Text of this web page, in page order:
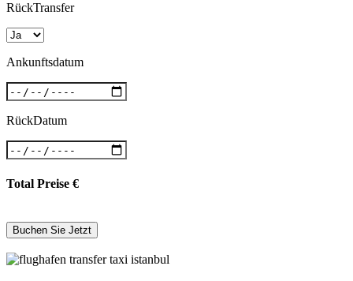
RückTransfer
Ankunftsdatum
RückDatum
Total Preise €